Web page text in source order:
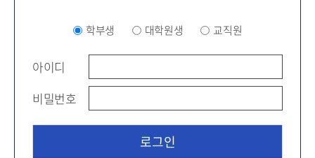
학부생 대학원생 교직원
아이디
비밀번호